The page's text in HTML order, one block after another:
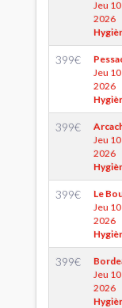
Jeu
2026
399€
Jeu
2026
399€
Jeu
2026
399€
Le
Jeu
2026
399€
Jeu
2026